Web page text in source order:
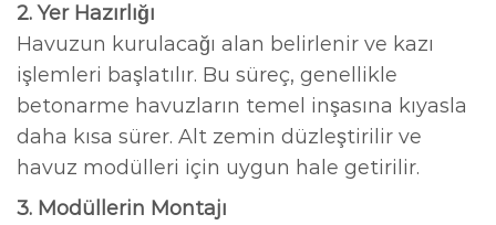
2. Yer Hazırlığı
Havuzun kurulacağı alan belirlenir ve kazı
işlemleri başlatılır. Bu süreç, genellikle
betonarme havuzların temel inşasına kıyasla
daha kısa sürer. Alt zemin düzleştirilir ve
havuz modülleri için uygun hale getirilir.
3. Modüllerin Montajı